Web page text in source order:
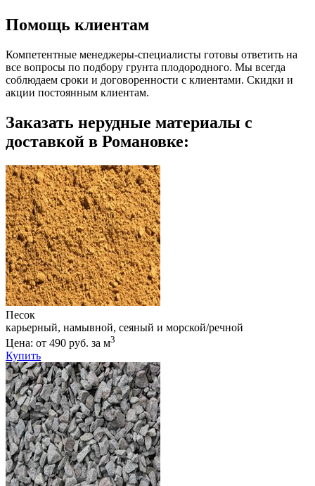
Помощь клиентам
Компетентные менеджеры-специалисты готовы ответить на
все вопросы по подбору грунта плодородного. Мы всегда
соблюдаем сроки и договоренности с клиентами. Скидки и
акции постоянным клиентам.
Заказать нерудные материалы с
доставкой в Романовке:
Песок
карьерный, намывной, сеяный и морской/речной
Цена: от 490 руб. за м3
Купить